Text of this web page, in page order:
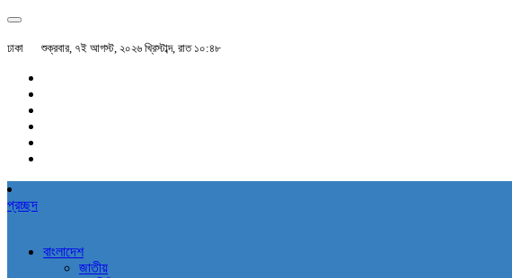
ঢাকা শুক্রবার, ৭ই আগস্ট, ২০২৬ খ্রিস্টাব্দ, রাত ১০:৪৮
প্রচ্ছদ
বাংলাদেশ
জাতীয়